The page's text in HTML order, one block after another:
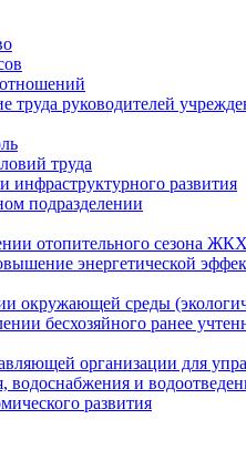
труда руководителей
труда
инфраструктурного развития
подразделении
отопительного сезона
энергетической
окружающей среды
бесхозяйного ранее
организации для
водоснабжения и
развития